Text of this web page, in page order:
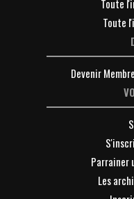
Toute
Devenir
Les